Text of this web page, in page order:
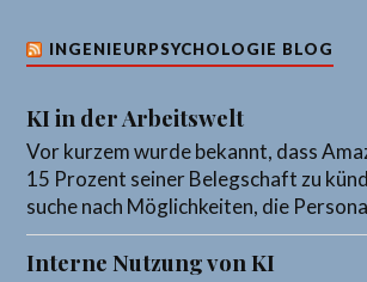
INGENIEURPSYCHOLOGIE BLOG
KI in der Arbeitswelt
Vor kurzem wurde bekannt, dass
15 Prozent seiner Belegschaft zu
suche nach Möglichkeiten, die
Interne Nutzung von KI